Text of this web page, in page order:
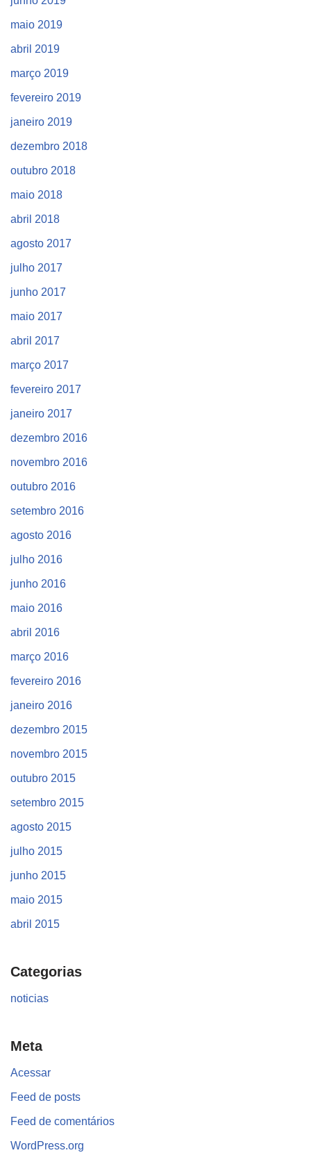
maio 2019
abril 2019
março 2019
fevereiro 2019
janeiro 2019
dezembro 2018
outubro 2018
maio 2018
abril 2018
agosto 2017
julho 2017
junho 2017
maio 2017
abril 2017
março 2017
fevereiro 2017
janeiro 2017
dezembro 2016
novembro 2016
outubro 2016
setembro 2016
agosto 2016
julho 2016
junho 2016
maio 2016
abril 2016
março 2016
fevereiro 2016
janeiro 2016
dezembro 2015
novembro 2015
outubro 2015
setembro 2015
agosto 2015
julho 2015
junho 2015
maio 2015
abril 2015
Categorias
noticias
Meta
Acessar
Feed de posts
Feed de comentários
WordPress.org